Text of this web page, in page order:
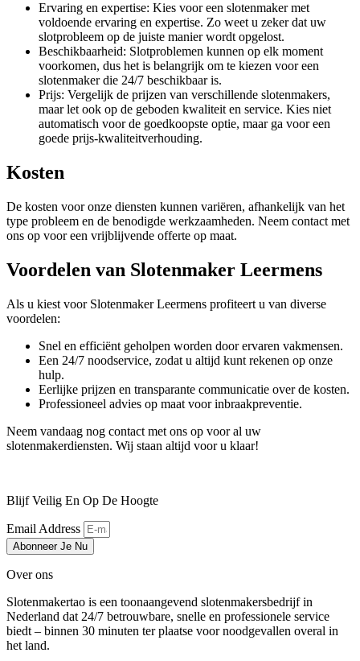
Ervaring en expertise: Kies voor een slotenmaker met
voldoende ervaring en expertise. Zo weet u zeker dat uw
slotprobleem op de juiste manier wordt opgelost.
Beschikbaarheid: Slotproblemen kunnen op elk moment
voorkomen, dus het is belangrijk om te kiezen voor een
slotenmaker die 24/7 beschikbaar is.
Prijs: Vergelijk de prijzen van verschillende slotenmakers,
maar let ook op de geboden kwaliteit en service. Kies niet
automatisch voor de goedkoopste optie, maar ga voor een
goede prijs-kwaliteitverhouding.
Kosten
De kosten voor onze diensten kunnen variëren, afhankelijk van het
type probleem en de benodigde werkzaamheden. Neem contact met
ons op voor een vrijblijvende offerte op maat.
Voordelen van Slotenmaker Leermens
Als u kiest voor Slotenmaker Leermens profiteert u van diverse
voordelen:
Snel en efficiënt geholpen worden door ervaren vakmensen.
Een 24/7 noodservice, zodat u altijd kunt rekenen op onze
hulp.
Eerlijke prijzen en transparante communicatie over de kosten.
Professioneel advies op maat voor inbraakpreventie.
Neem vandaag nog contact met ons op voor al uw
slotenmakerdiensten. Wij staan altijd voor u klaar!
Blijf Veilig En Op De Hoogte
Email Address
Abonneer Je Nu
Over ons
Slotenmakertao is een toonaangevend slotenmakersbedrijf in
Nederland dat 24/7 betrouwbare, snelle en professionele service
biedt – binnen 30 minuten ter plaatse voor noodgevallen overal in
het land.